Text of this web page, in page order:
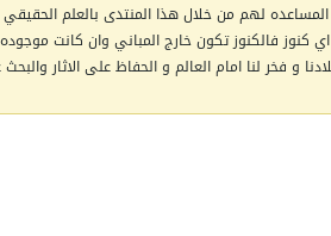
لهم من خلال هذا المنتدى بالعلم الحقيقي
اي كنوز فالكنوز تكون خارج المباني وان كانت
و فخر لنا امام العالم و الحفاظ على الاثار